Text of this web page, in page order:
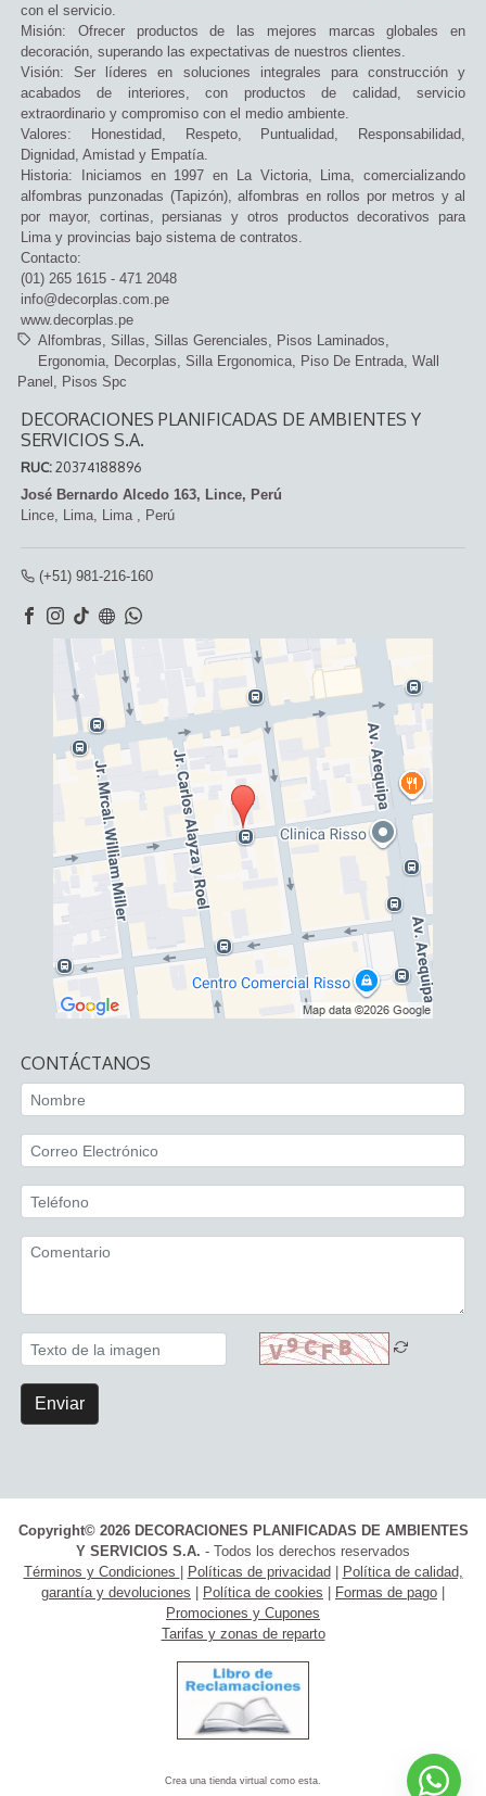
con el servicio.
Misión: Ofrecer productos de las mejores marcas globales en
decoración, superando las expectativas de nuestros clientes.
Visión: Ser líderes en soluciones integrales para construcción y
acabados de interiores, con productos de calidad, servicio
extraordinario y compromiso con el medio ambiente.
Valores: Honestidad, Respeto, Puntualidad, Responsabilidad,
Dignidad, Amistad y Empatía.
Historia: Iniciamos en 1997 en La Victoria, Lima, comercializando
alfombras punzonadas (Tapizón), alfombras en rollos por metros y al
por mayor, cortinas, persianas y otros productos decorativos para
Lima y provincias bajo sistema de contratos.
Contacto:
(01) 265 1615 - 471 2048
info@decorplas.com.pe
www.decorplas.pe
Alfombras
Sillas Sillas Gerenciales
Pisos Laminados
Ergonomia
Decorplas Silla Ergonomica Piso De Entrada Wall
Panel
Pisos Spc
DECORACIONES PLANIFICADAS DE AMBIENTES Y
SERVICIOS S.A.
RUC:20374188896
José Bernardo Alcedo 163, Lince, Perú
Lince, Lima, Lima , Perú
(+51) 981-216-160
CONTÁCTANOS
Enviar
Copyright© 2026 DECORACIONES PLANIFICADAS DE AMBIENTES
Y SERVICIOS S.A. - Todos los derechos reservados
Términos y Condiciones
Políticas de privacidad
Política de calidad,
garantía y devoluciones
Política de cookies Formas de pago
Promociones y Cupones
Tarifas y zonas de reparto
Crea una tienda virtual como esta.